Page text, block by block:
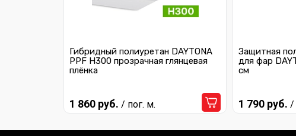
Гибридный полиуретан DAYTONA
PPF H300 прозрачная глянцевая
плёнка
1 860 руб. / пог. м.
Защитная
для фар
см
1 790 руб. /